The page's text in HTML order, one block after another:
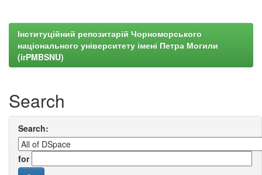
Інституційний репозитарій Чорноморського
національного університету імені Петра Могили
(irPMBSNU)
Search
Search:
for